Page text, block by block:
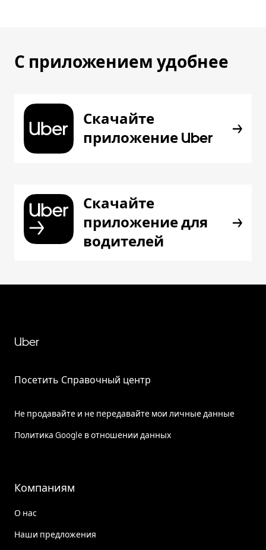
С приложением удобнее
Скачайте
приложение Uber
Скачайте
приложение для
водителей
Uber
Посетить Справочный центр
Не продавайте и не передавайте мои личные данные
Политика Google в отношении данных
Компаниям
О нас
Наши предложения